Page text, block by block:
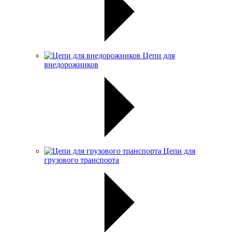
Цепи для
внедорожников
Цепи для
грузового транспорта